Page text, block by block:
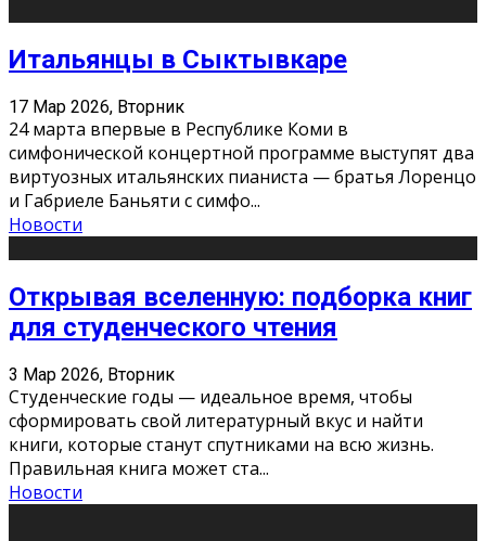
Итальянцы в Сыктывкаре
17 Мар 2026, Вторник
24 марта впервые в Республике Коми в
симфонической концертной программе выступят два
виртуозных итальянских пианиста — братья Лоренцо
и Габриеле Баньяти с симфо...
Новости
Открывая вселенную: подборка книг
для студенческого чтения
3 Мар 2026, Вторник
Студенческие годы — идеальное время, чтобы
сформировать свой литературный вкус и найти
книги, которые станут спутниками на всю жизнь.
Правильная книга может ста...
Новости